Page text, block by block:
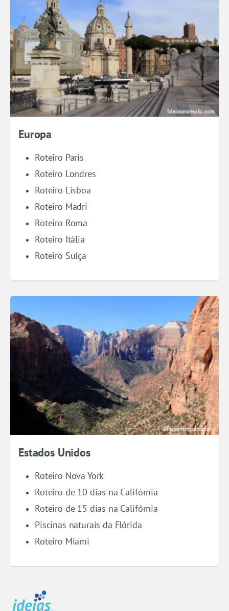
Europa
Roteiro Paris
Roteiro Londres
Roteiro Lisboa
Roteiro Madri
Roteiro Roma
Roteiro Itália
Roteiro Suíça
Estados Unidos
Roteiro Nova York
Roteiro de 10 dias na Califórnia
Roteiro de 15 dias na Califórnia
Piscinas naturais da Flórida
Roteiro Miami